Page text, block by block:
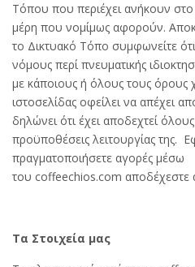
Τόπου που περιέχει ανήκουν
μέρη που νομίμως αφορούν.
το Δικτυακό Τόπο συμφωνείτε
νόμους περί πνευματικής
με κάποιους ή όλους τους όρους
ιστοσελίδας οφείλει να απέχει
δηλώνει ότι έχει αποδεχτεί
προϋποθέσεις λειτουργίας της.
πραγματοποιήσετε αγορές μέσω
του coffeechios.com αποδέχεστε
Τα Στοιχεία μας